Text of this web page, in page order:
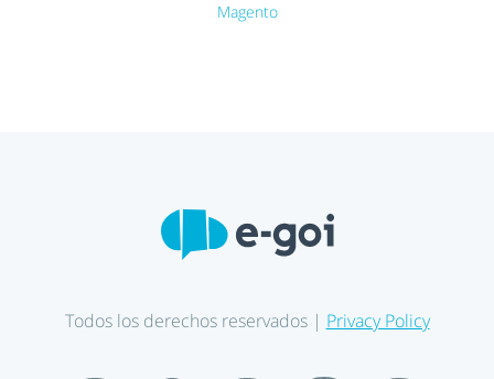
Magento
Todos los derechos reservados | Privacy Policy